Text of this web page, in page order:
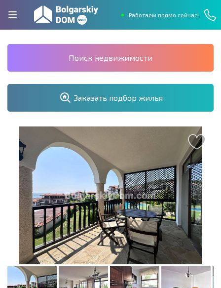
Работаем прямо сейчас!
Поиск недвижимости
Заказать подбор жилья